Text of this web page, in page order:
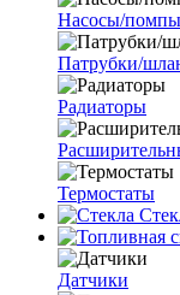
Насосы/помпы
Патрубки/
Радиаторы
Термостаты
Датчики